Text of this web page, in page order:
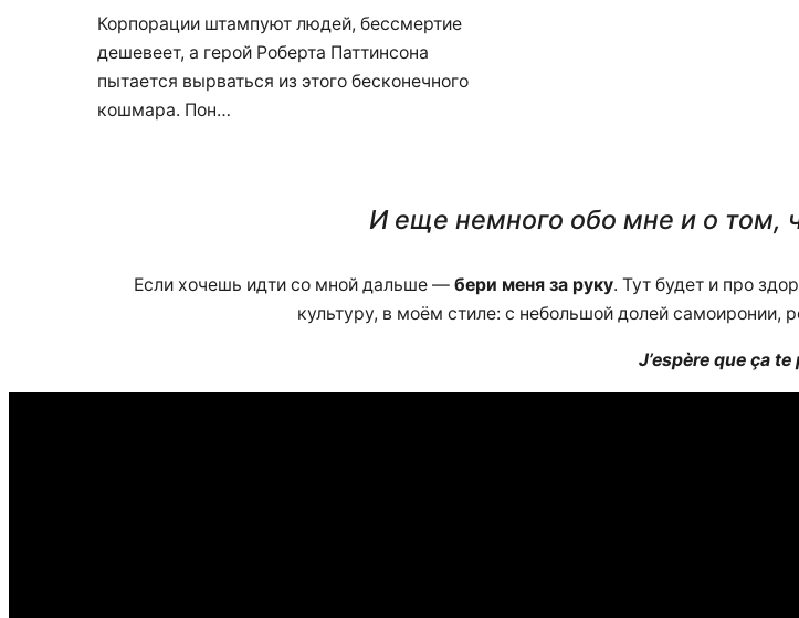
Корпорации штампуют людей, бессмертие
дешевеет, а герой Роберта Паттинсона
пытается вырваться из этого бесконечного
кошмара. Пон…
И еще немного обо мне и о том,
Если хочешь идти со мной дальше — бери меня за руку. Тут будет и про
культуру, в моём стиле: с небольшой долей
J’espère que ça te